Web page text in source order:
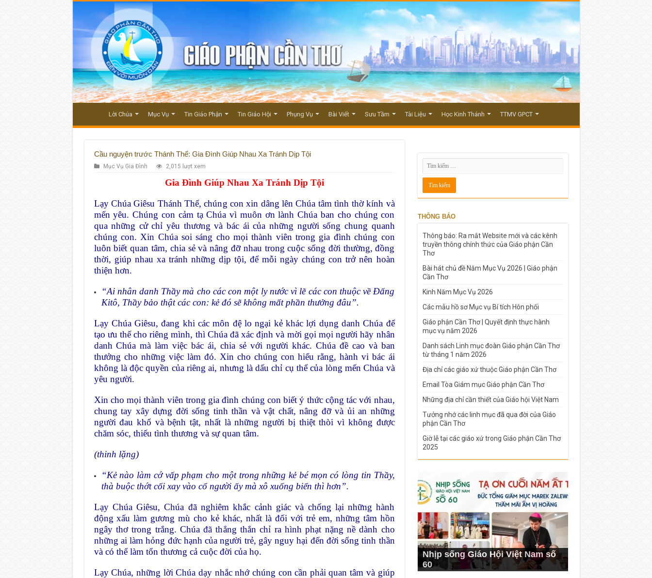
Lời Chúa Mục Vụ Tin Giáo Phận Tin Giáo Hội Phụng Vụ Bài Viết Sưu Tầm Tài Liệu Học Kinh Thánh TTMV GPCT
Cầu nguyện trước Thánh Thể: Gia Đình Giúp Nhau Xa Tránh Dịp Tội
Mục Vụ Gia Đình 2,015 lượt xem
Gia Đình Giúp Nhau Xa Tránh Dịp Tội
Lạy Chúa Giêsu Thánh Thể, chúng con xin dâng lên Chúa tâm tình thờ kính và
mến yêu. Chúng con cảm tạ Chúa vì muôn ơn lành Chúa ban cho chúng con
qua những cử chỉ yêu thương và bác ái của những người sống chung quanh
chúng con. Xin Chúa soi sáng cho mọi thành viên trong gia đình chúng con
luôn biết quan tâm, chia sẻ và nâng đỡ nhau trong cuộc sống đời thường, đồng
thời, giúp nhau xa tránh những dịp tội, để mỗi ngày chúng con trở nên hoàn
thiện hơn.
“Ai nhân danh Thầy mà cho các con một ly nước vì lẽ các con thuộc về Đấng
Kitô, Thầy bảo thật các con: kẻ đó sẽ không mất phần thưởng đâu”.
Lạy Chúa Giêsu, đang khi các môn đệ lo ngại kẻ khác lợi dụng danh Chúa để
tạo ưu thế cho riêng mình, thì Chúa đã xác định và mời gọi mọi người hãy nhân
danh Chúa mà làm việc bác ái, chia sẻ với người khác. Chúa đề cao và ban
thưởng cho những việc làm đó. Xin cho chúng con hiểu rằng, hành vi bác ái
không là độc quyền của riêng ai, nhưng là dấu chỉ cụ thể của lòng mến Chúa và
yêu người.
Xin cho mọi thành viên trong gia đình chúng con biết ý thức cộng tác với nhau,
chung tay xây dựng đời sống tinh thần và vật chất, nâng đỡ và ủi an những
người đau khổ và bệnh tật, nhất là những người bị thiệt thòi vì không được
chăm sóc, thiếu tình thương và sự quan tâm.
(thinh lặng)
“Kẻ nào làm cớ vấp phạm cho một trong những kẻ bé mọn có lòng tin Thầy,
thà buộc thớt cối xay vào cổ người ấy mà xô xuống biển thì hơn”.
Lạy Chúa Giêsu, Chúa đã nghiêm khắc cảnh giác và chống lại những hành
động xấu làm gương mù cho kẻ khác, nhất là đối với trẻ em, những tâm hồn
ngây thơ trong trắng. Chúa đã thẳng thắn chỉ ra hình phạt nặng nề dành cho
những ai làm hỏng đức hạnh của người trẻ, gây nguy hại đến đời sống tinh thần
và có thể làm tổn thương cả cuộc đời của họ.
Lạy Chúa, những lời Chúa dạy nhắc nhớ chúng con cần phải quan tâm và giúp
THÔNG BÁO
Thông báo: Ra mắt Website mới và các kênh
truyền thông chính thức của Giáo phận Cần
Thơ
Bài hát chủ đề Năm Mục Vụ 2026 | Giáo phận
Cần Thơ
Kinh Năm Mục Vụ 2026
Các mẫu hồ sơ Mục vụ Bí tích Hôn phối
Giáo phận Cần Thơ | Quyết định thực hành
mục vụ năm 2026
Danh sách Linh mục đoàn Giáo phận Cần Thơ
từ tháng 1 năm 2026
Địa chỉ các giáo xứ thuộc Giáo phận Cần Thơ
Email Tòa Giám mục Giáo phận Cần Thơ
Những địa chỉ cần thiết của Giáo hội Việt Nam
Tưởng nhớ các linh mục đã qua đời của Giáo
phận Cần Thơ
Giờ lễ tại các giáo xứ trong Giáo phận Cần Thơ
2025
Nhịp sống Giáo Hội Việt Nam số
60